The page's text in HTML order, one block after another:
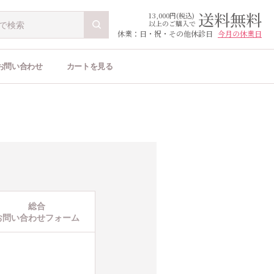
13,000円(税込)
以上のご購入で 送料無料
休業：日・祝・その他休診日 今月の休業日
問い合わせ カートを見る
総合
問い合わせフォーム